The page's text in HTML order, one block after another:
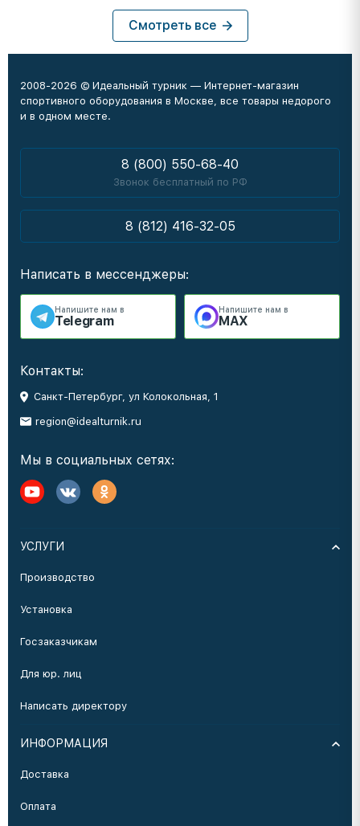
Смотреть все
2008-2026 © Идеальный турник — Интернет-магазин
спортивного оборудования в Москве, все товары недорого
и в одном месте.
8 (800) 550-68-40
Звонок бесплатный по РФ
8 (812) 416-32-05
Написать в мессенджеры:
Напишите нам в
Telegram
Напишите нам в
MAX
Контакты:
Санкт-Петербург, ул Колокольная, 1
region@idealturnik.ru
Мы в социальных сетях:
УСЛУГИ
Производство
Установка
Госзаказчикам
Для юр. лиц
Написать директору
ИНФОРМАЦИЯ
Доставка
Оплата